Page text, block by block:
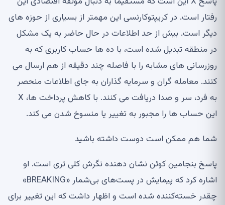
رفتار است. در کریپتوکارنسی این مهمتر از بسیاری از حوزه های
دیگر است. بیش از حد اطلاعات در حال حاضر به یک مشکل
در منطقه تبدیل شده است، با ده ها حساب کاربری که به
روزرسانی های مشابه را با فاصله چند دقیقه از هم ارسال می
کنند. معامله گران و سرمایه گذاران به جای اطلاعات منحصر
به فرد، سر و صدا دریافت می کنند. با کاهش پرداخت ها، X
این حساب ها را مجبور به تغییر یا منسوخ شدن می کند.
شما هم ممکن است دوست داشته باشید
پاسخ بنجامین کوئن نشان دهنده نگرش کلی تری است. او
اشاره کرد که پیمایش در پست‌های بی‌شمار «BREAKING»
چقدر خسته‌کننده شده است و اظهار داشت که این تغییر برای